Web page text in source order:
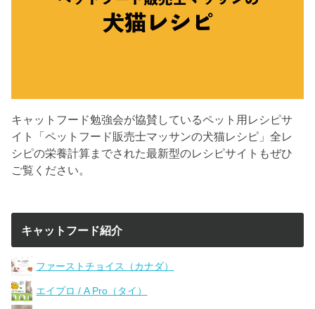
キャットフード勉強会が協賛しているペット用レシピサ
イト「ペットフード販売士マッサンの犬猫レシピ」全レ
シピの栄養計算までされた最新型のレシピサイトもぜひ
ご覧ください。
キャットフード紹介
ファーストチョイス（カナダ）
エイプロ / A Pro（タイ）